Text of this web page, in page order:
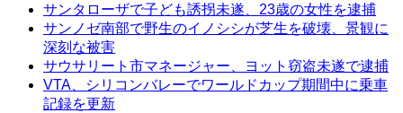
サンタローザで子ども誘拐未遂、23歳の女性を逮捕
サンノゼ南部で野生のイノシシが芝生を破壊、景観に
深刻な被害
サウサリート市マネージャー、ヨット窃盗未遂で逮捕
VTA、シリコンバレーでワールドカップ期間中に乗車
記録を更新